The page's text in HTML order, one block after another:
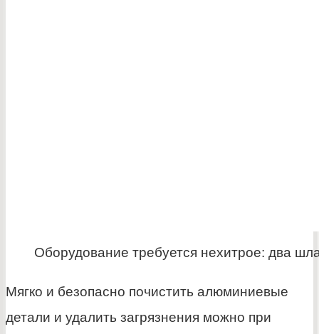
Оборудование требуется нехитрое: два
Мягко и безопасно почистить алюминиевые
детали и удалить загрязнения можно при